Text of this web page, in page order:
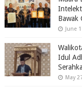
Bawak
June
Idul
May